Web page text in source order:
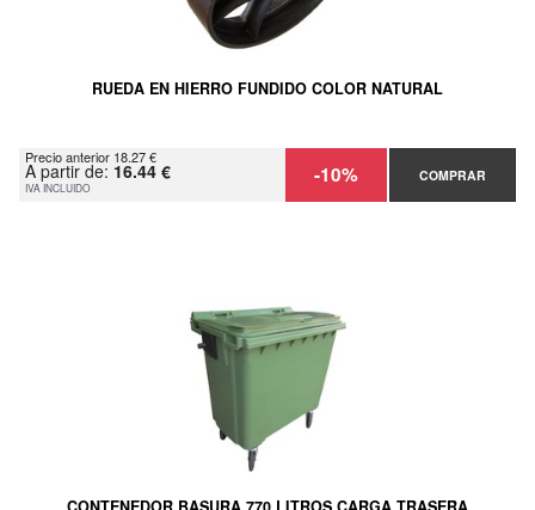
RUEDA EN HIERRO FUNDIDO COLOR NATURAL
Precio anterior 18.27 €
A partir de: 16.44 €
IVA INCLUIDO -10% COMPRAR